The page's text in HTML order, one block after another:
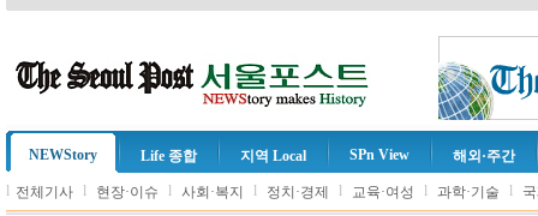
NEWStory Life 종합 지역 Local SPn View 해외·주간
l 전체기사 l 현장·이슈 l 사회·복지 l 정치·경제 l 교육·여성 l 과학·기술 l